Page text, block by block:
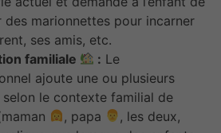
des marionnettes pour incarner
ses amis, etc.
familiale
: Le
ajoute une ou plusieurs
selon le contexte familial de
, papa
, les deux,